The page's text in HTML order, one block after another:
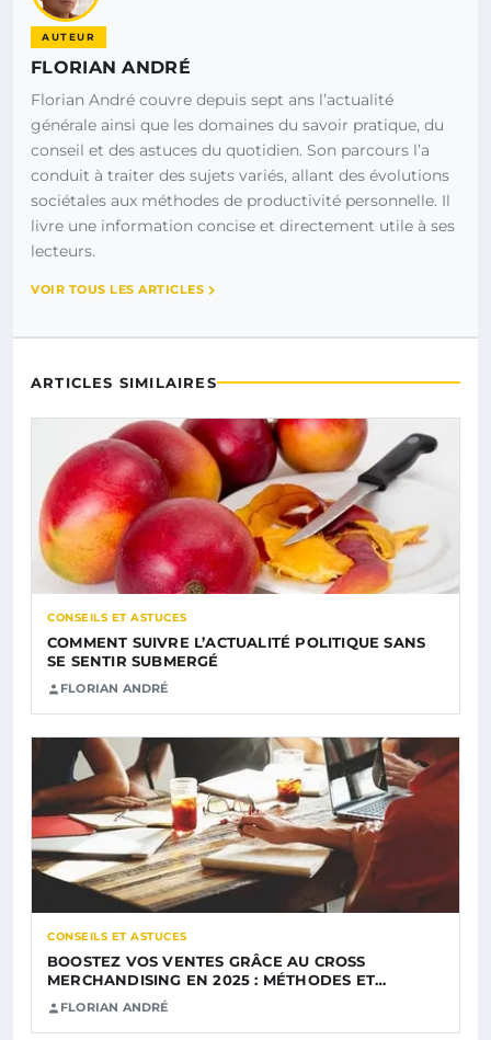
AUTEUR
FLORIAN ANDRÉ
Florian André couvre depuis sept ans l’actualité
générale ainsi que les domaines du savoir pratique, du
conseil et des astuces du quotidien. Son parcours l’a
conduit à traiter des sujets variés, allant des évolutions
sociétales aux méthodes de productivité personnelle. Il
livre une information concise et directement utile à ses
lecteurs.
VOIR TOUS LES ARTICLES
ARTICLES SIMILAIRES
CONSEILS ET ASTUCES
COMMENT SUIVRE L’ACTUALITÉ POLITIQUE SANS
SE SENTIR SUBMERGÉ
FLORIAN ANDRÉ
CONSEILS ET ASTUCES
BOOSTEZ VOS VENTES GRÂCE AU CROSS
MERCHANDISING EN 2025 : MÉTHODES ET…
FLORIAN ANDRÉ